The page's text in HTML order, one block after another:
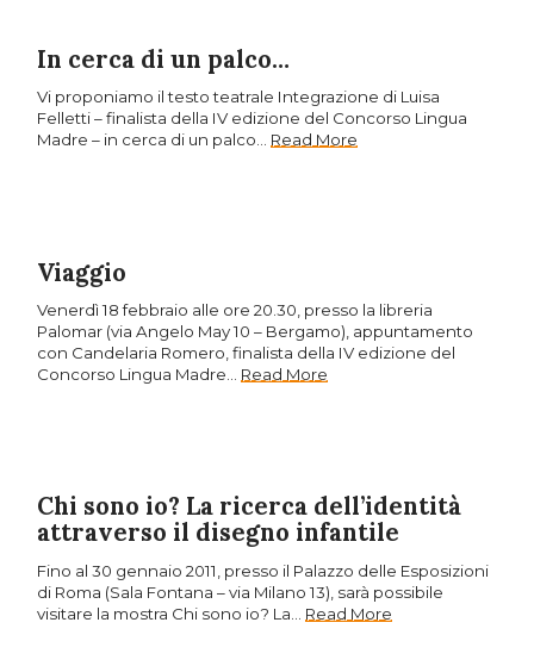
In cerca di un palco…
Vi proponiamo il testo teatrale Integrazione di Luisa
Felletti – finalista della IV edizione del Concorso Lingua
Madre – in cerca di un palco… Read More
Viaggio
Venerdì 18 febbraio alle ore 20.30, presso la libreria
Palomar (via Angelo May 10 – Bergamo), appuntamento
con Candelaria Romero, finalista della IV edizione del
Concorso Lingua Madre… Read More
Chi sono io? La ricerca dell’identità
attraverso il disegno infantile
Fino al 30 gennaio 2011, presso il Palazzo delle Esposizioni
di Roma (Sala Fontana – via Milano 13), sarà possibile
visitare la mostra Chi sono io? La… Read More